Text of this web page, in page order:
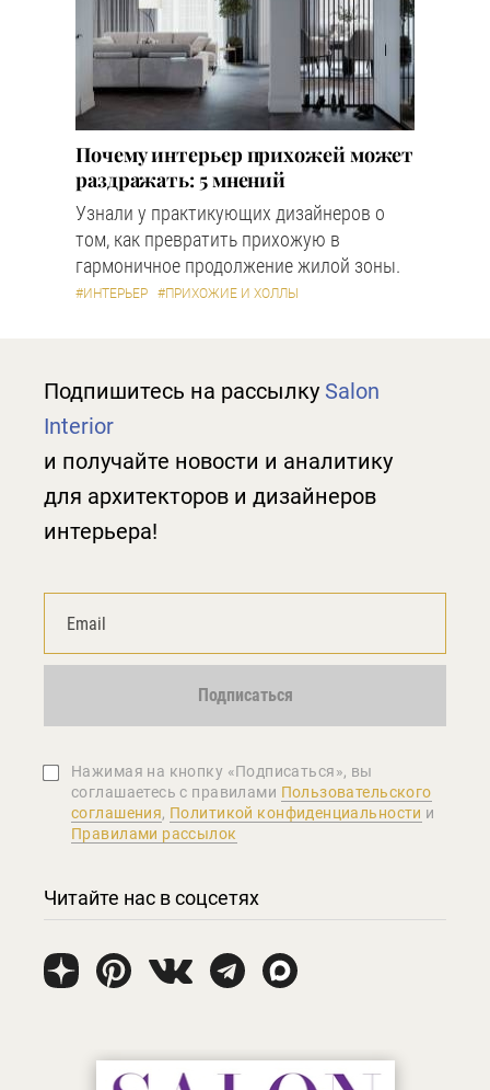
Почему интерьер прихожей может
раздражать: 5 мнений
Узнали у практикующих дизайнеров о
том, как превратить прихожую в
гармоничное продолжение жилой зоны.
#ИНТЕРЬЕР #ПРИХОЖИЕ И ХОЛЛЫ
Подпишитесь на рассылку Salon
Interior
и получайте новости и аналитику
для архитекторов и дизайнеров
интерьера!
Подписаться
Нажимая на кнопку «Подписаться», вы
соглашаетеcь с правилами Пользовательского
соглашения, Политикой конфиденциальности и
Правилами рассылок
Читайте нас в соцсетях